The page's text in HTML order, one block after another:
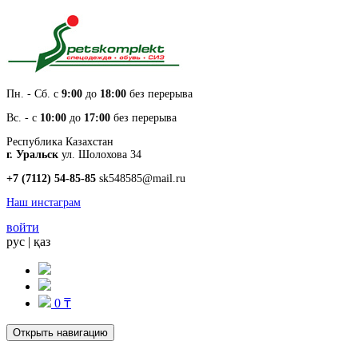
Пн. - Cб. с 9:00 до 18:00 без перерыва
Вс. - с 10:00 до 17:00 без перерыва
Республика Казахстан
г. Уральск ул. Шолохова 34
+7 (7112) 54-85-85 sk548585@mail.ru
Наш инстаграм
войти
рус | қаз
0 ₸
Открыть навигацию